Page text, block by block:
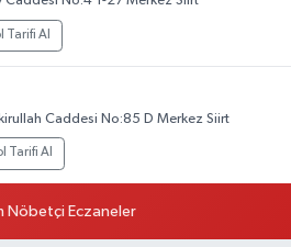
Tarifi Al
Caddesi No:85 D Merkez Siirt
Tarifi Al
Nöbetçi Eczaneler